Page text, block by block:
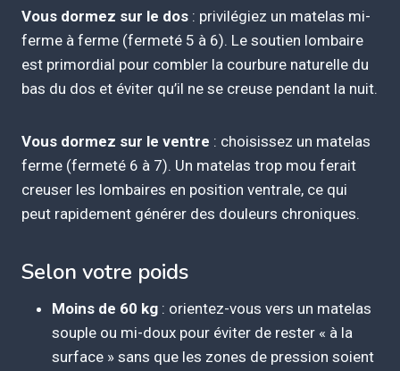
Vous dormez sur le dos : privilégiez un matelas mi-
ferme à ferme (fermeté 5 à 6). Le soutien lombaire
est primordial pour combler la courbure naturelle du
bas du dos et éviter qu’il ne se creuse pendant la nuit.
Vous dormez sur le ventre : choisissez un matelas
ferme (fermeté 6 à 7). Un matelas trop mou ferait
creuser les lombaires en position ventrale, ce qui
peut rapidement générer des douleurs chroniques.
Selon votre poids
Moins de 60 kg : orientez-vous vers un matelas
souple ou mi-doux pour éviter de rester « à la
surface » sans que les zones de pression soient